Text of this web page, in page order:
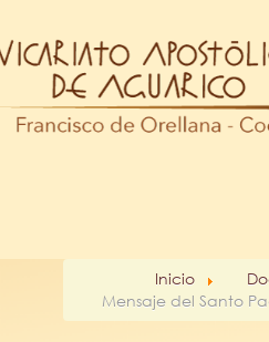
Inicio
Mensaje del Santo